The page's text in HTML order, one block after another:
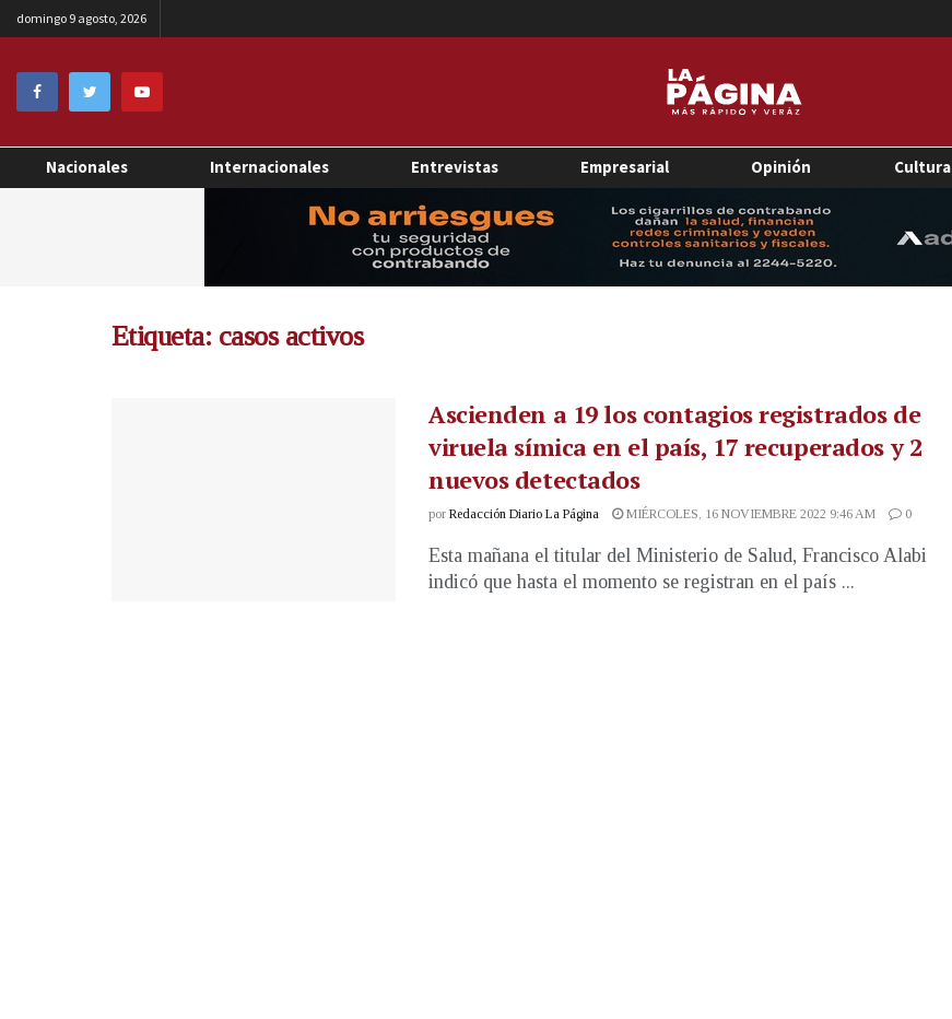
domingo 9 agosto, 2026
Nacionales Internacionales Entrevistas Empresarial Opinión Cultura
Etiqueta: casos activos
Ascienden a 19 los contagios registrados de
viruela símica en el país, 17 recuperados y 2
nuevos detectados
por Redacción Diario La Página MIÉRCOLES, 16 NOVIEMBRE 2022 9:46 AM 0
Esta mañana el titular del Ministerio de Salud, Francisco Alabi
indicó que hasta el momento se registran en el país ...